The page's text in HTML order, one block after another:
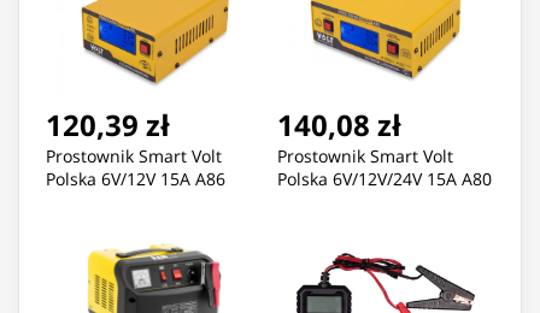
120,39 zł
Prostownik Smart Volt
Polska 6V/12V 15A A86
140,08 zł
Prostownik Smart Volt
Polska 6V/12V/24V 15A A80